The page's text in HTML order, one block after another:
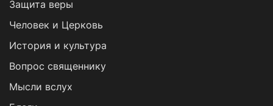
Защита веры
Человек и Церковь
История и культура
Вопрос священнику
Мысли вслух